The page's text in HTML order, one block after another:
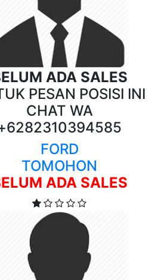
ADA SALES
PESAN POSISI INI
CHAT WA
FORD
TOMOHON
ADA SALES